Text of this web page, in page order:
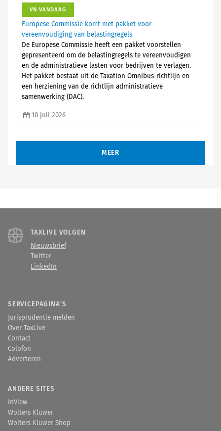
VN VANDAAG
Europese Commissie komt met pakket voor
vereenvoudiging van belastingregels
De Europese Commissie heeft een pakket voorstellen
gepresenteerd om de belastingregels te vereenvoudigen
en de administratieve lasten voor bedrijven te verlagen.
Het pakket bestaat uit de Taxation Omnibus-richtlijn en
een herziening van de richtlijn administratieve
samenwerking (DAC).
10 juli 2026
MEER
TAXLIVE VOLGEN
Nieuwsbrief
Twitter
LinkedIn
SERVICEPAGINA'S
Jurisprudentie melden
Over TaxLive
Contact
Colofon
Adverteren
ANDERE SITES
InView
Wolters Kluwer
Wolters Kluwer Shop